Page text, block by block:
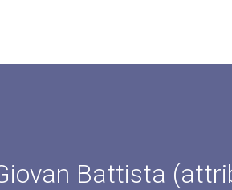
Battista